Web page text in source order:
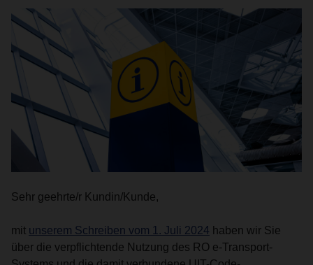
Sehr geehrte/r Kundin/Kunde,
mit unserem Schreiben vom 1. Juli 2024 haben wir Sie
über die verpflichtende Nutzung des RO e-Transport-